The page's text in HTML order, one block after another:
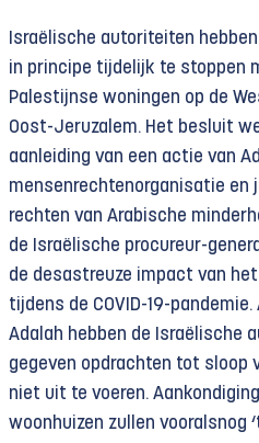
Israëlische autoriteiten
in principe tijdelijk te stoppen
Palestijnse woningen op de
Oost-Jeruzalem. Het besluit
aanleiding van een actie van
mensenrechtenorganisatie en
rechten van Arabische
de Israëlische procureur-
de desastreuze impact van
tijdens de COVID-19-
Adalah hebben de Israëlische
gegeven opdrachten tot sloop
niet uit te voeren.
woonhuizen zullen vooralsnog